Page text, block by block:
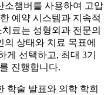
소챔버를 사용하여 고압
예약 시스템과 지속적
료는 성형외과 전문의
상태와 치료 목표에
게 선택하고, 최대 3기
진행합니다.
학술 발표와 의학 학회